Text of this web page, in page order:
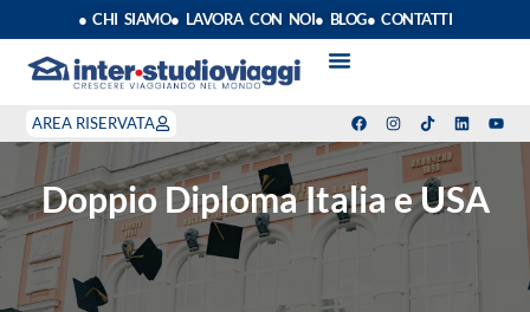
● CHI SIAMO● LAVORA CON NOI● BLOG● CONTATTI
AREA RISERVATA
Doppio Diploma Italia e USA